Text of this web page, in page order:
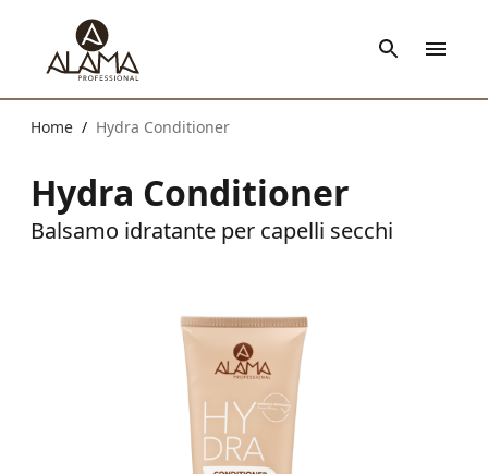
Home / Hydra Conditioner
Hydra Conditioner
Balsamo idratante per capelli secchi